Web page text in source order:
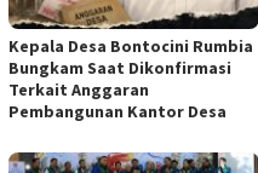
Kepala Desa Bontocini Rumbia
Bungkam Saat Dikonfirmasi
Terkait Anggaran
Pembangunan Kantor Desa